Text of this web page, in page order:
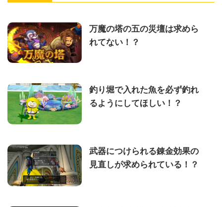
万魔の塔の五の災壇は求めら
れてない！？
釣り堀で入れた魚を必ず釣れ
るようにしてほしい！？
武器につけられる錬金効果の
見直しが求められている！？